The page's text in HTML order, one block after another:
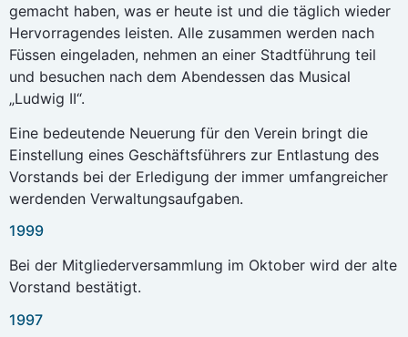
gemacht haben, was er heute ist und die täglich wieder
Hervorragendes leisten. Alle zusammen werden nach
Füssen eingeladen, nehmen an einer Stadtführung teil
und besuchen nach dem Abendessen das Musical
„Ludwig II“.
Eine bedeutende Neuerung für den Verein bringt die
Einstellung eines Geschäftsführers zur Entlastung des
Vorstands bei der Erledigung der immer umfangreicher
werdenden Verwaltungsaufgaben.
1999
Bei der Mitgliederversammlung im Oktober wird der alte
Vorstand bestätigt.
1997